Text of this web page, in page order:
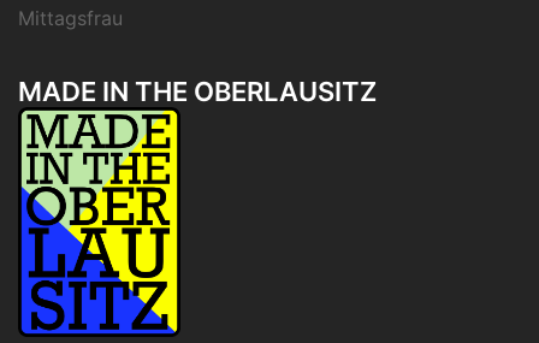
Mittagsfrau
MADE IN THE OBERLAUSITZ